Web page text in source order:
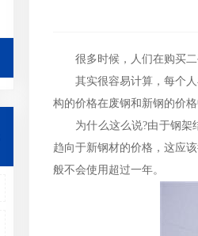
很多时候，人们在购买二
其实很容易计算，每个人
构的价格在废钢和新钢的价
为什么这么说?由于钢架结
趋向于新钢材的价格，这应
般不会使用超过一年。